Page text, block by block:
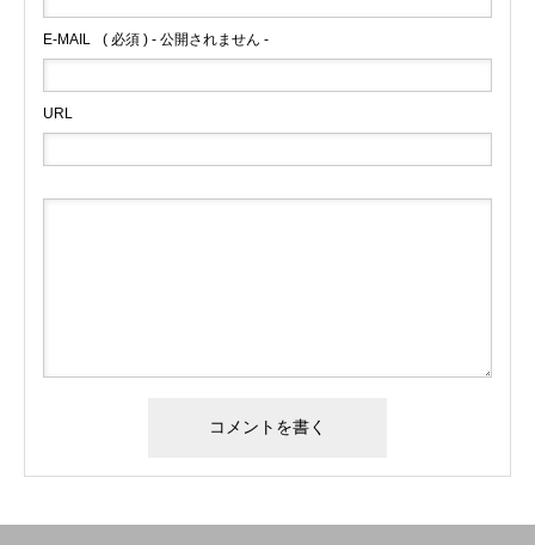
E-MAIL ( 必須 ) - 公開されません -
URL